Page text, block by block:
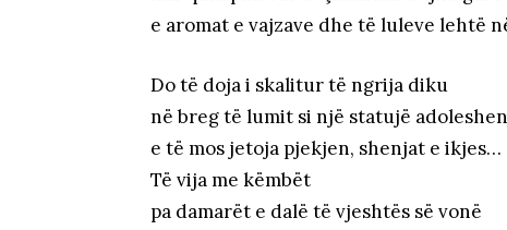
e aromat e vajzave dhe të luleve lehtë
Do të doja i skalitur të ngrija diku
në breg të lumit si një statujë
e të mos jetoja pjekjen, shenjat e ikjes…
Të vija me këmbët
pa damarët e dalë të vjeshtës së vonë